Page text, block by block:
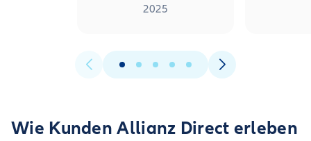
2025
Wie Kunden Allianz Direct erleben